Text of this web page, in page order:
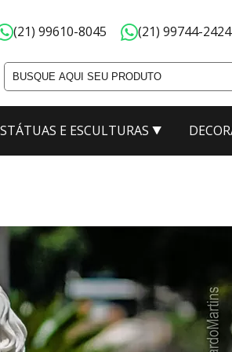
(21) 99610-8045 (21) 99744-2424
E ESCULTURAS